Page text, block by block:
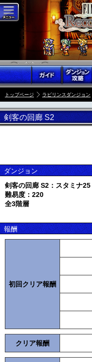
トップページ ラビリンスダンジョン
剣客の回廊 S2
ダンジョン
剣客の回廊 S2：スタミナ25
難易度：220
全3階層
報酬
初回クリア報酬
クリア報酬